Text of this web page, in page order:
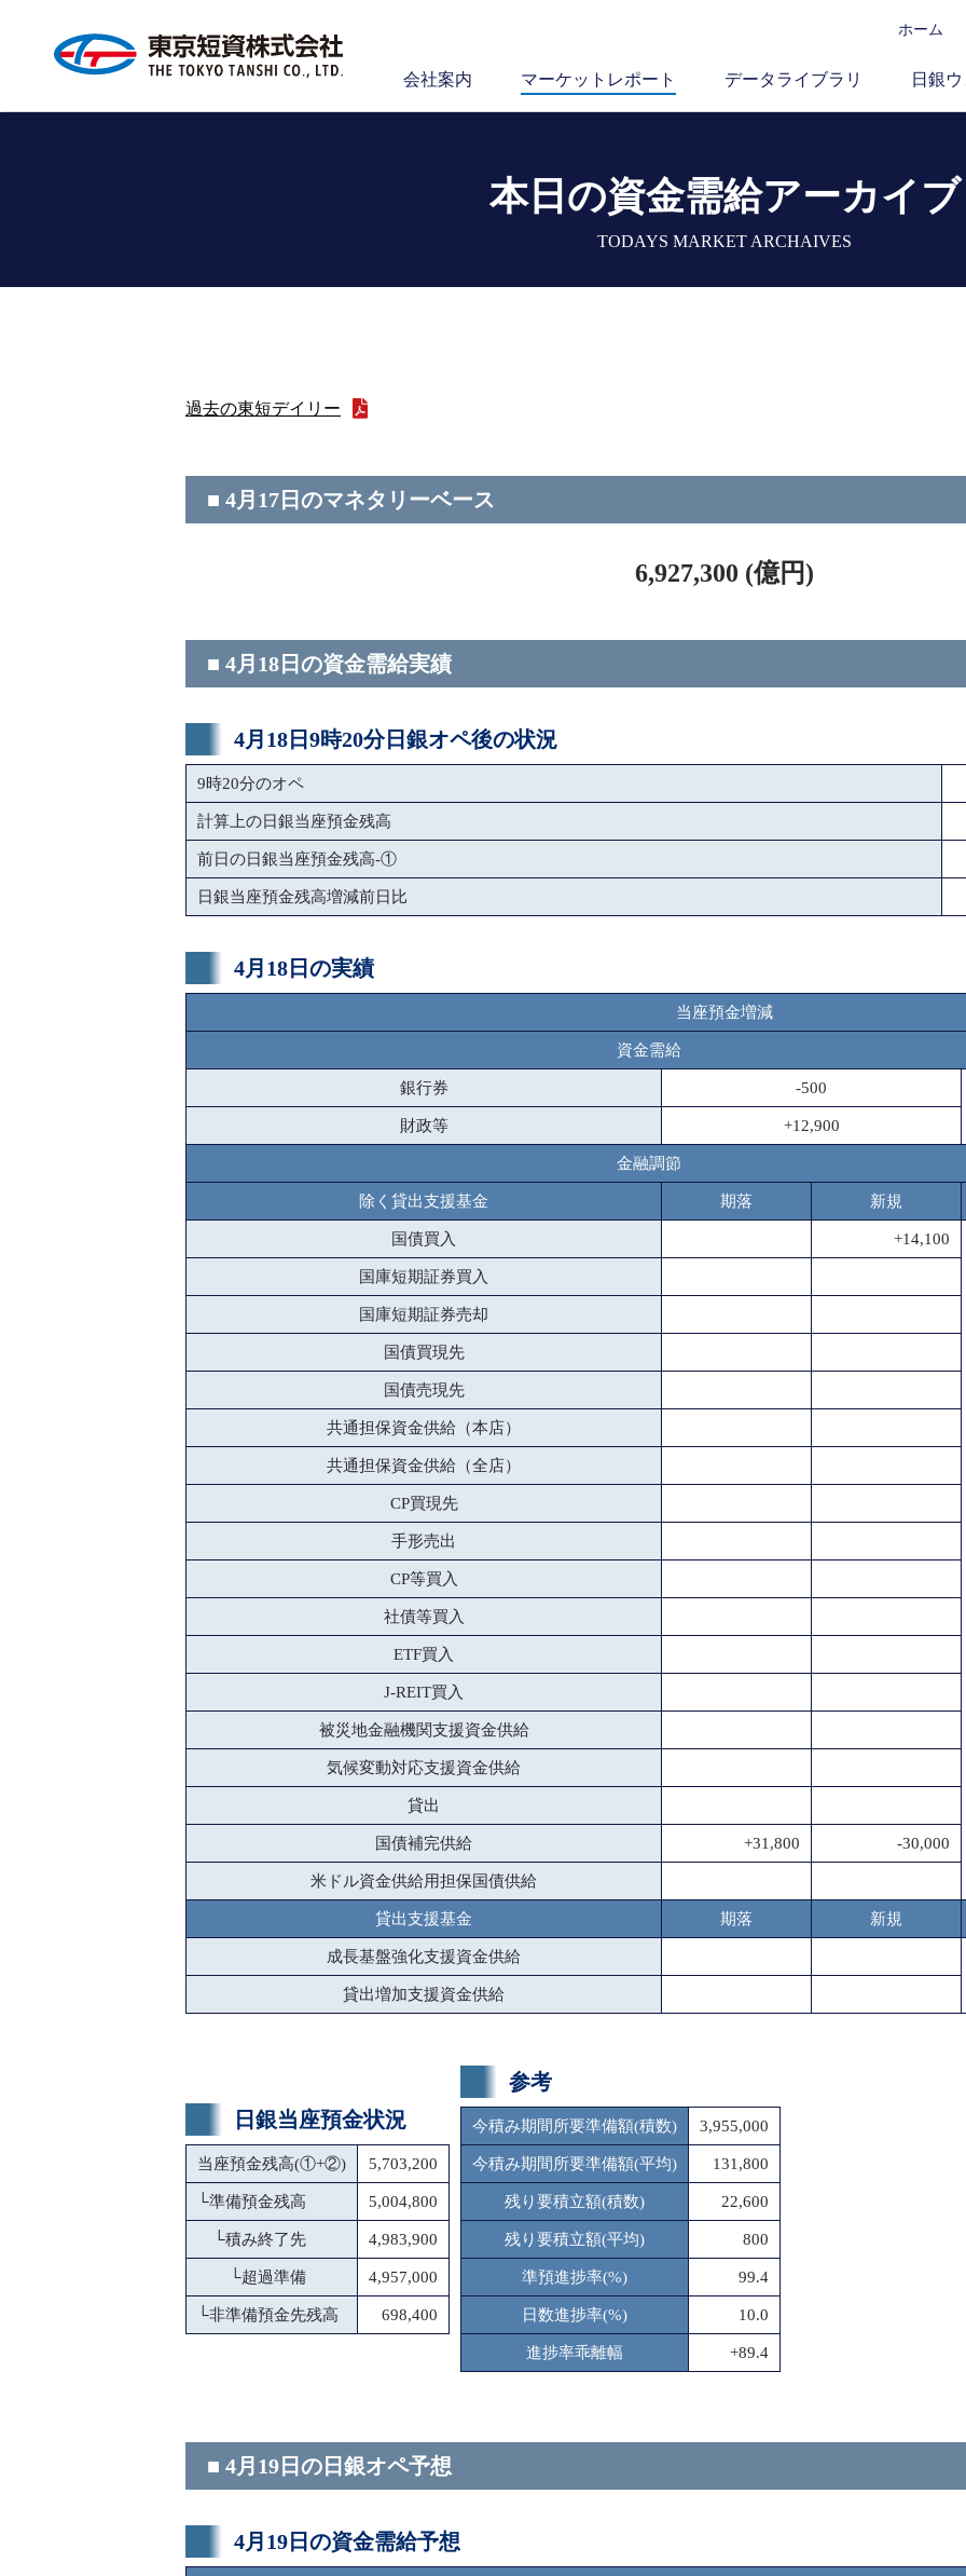
ホーム
会社案内 マーケットレポート データライブラリ 日銀
本日の資金需給アーカイブ
TODAYS MARKET ARCHAIVES
過去の東短デイリー
■ 4月17日のマネタリーベース
6,927,300 (億円)
■ 4月18日の資金需給実績
4月18日9時20分日銀オペ後の状況
9時20分のオペ
計算上の日銀当座預金残高
前日の日銀当座預金残高-①
日銀当座預金残高増減前日比
4月18日の実績
当座預金増減
資金需給
銀行券 -500
財政等 +12,900
金融調節
除く貸出支援基金 期落 新規
国債買入 +14,100
国庫短期証券買入
国庫短期証券売却
国債買現先
国債売現先
共通担保資金供給（本店）
共通担保資金供給（全店）
CP買現先
手形売出
CP等買入
社債等買入
ETF買入
J-REIT買入
被災地金融機関支援資金供給
気候変動対応支援資金供給
貸出
国債補完供給 +31,800 -30,000
米ドル資金供給用担保国債供給
貸出支援基金 期落 新規
成長基盤強化支援資金供給
貸出増加支援資金供給
日銀当座預金状況
当座預金残高(①+②) 5,703,200
└準備預金残高 5,004,800
└積み終了先 4,983,900
└超過準備 4,957,000
└非準備預金先残高 698,400
参考
今積み期間所要準備額(積数) 3,955,000
今積み期間所要準備額(平均) 131,800
残り要積立額(積数) 22,600
残り要積立額(平均) 800
準預進捗率(%) 99.4
日数進捗率(%) 10.0
進捗率乖離幅 +89.4
■ 4月19日の日銀オペ予想
4月19日の資金需給予想